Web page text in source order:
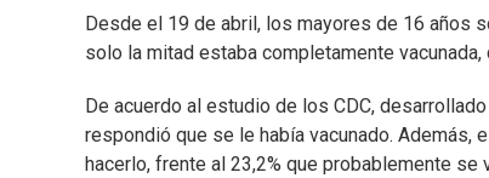
Desde el 19 de abril, los mayores de 16 años
solo la mitad estaba completamente
De acuerdo al estudio de los CDC,
respondió que se le había vacunado. Además,
hacerlo, frente al 23,2% que probablemente